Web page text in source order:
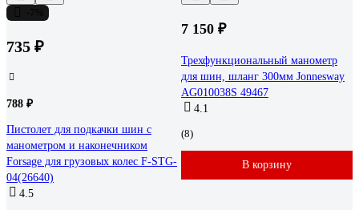
735 ₽
788 ₽
Пистолет для подкачки шин с
манометром и наконечником
Forsage для грузовых колес F-STG-
04(26640)
4.5
7 150 ₽
Трехфункциональный манометр
для шин, шланг 300мм Jonnesway
AG010038S 49467
4.1
(8)
В корзину